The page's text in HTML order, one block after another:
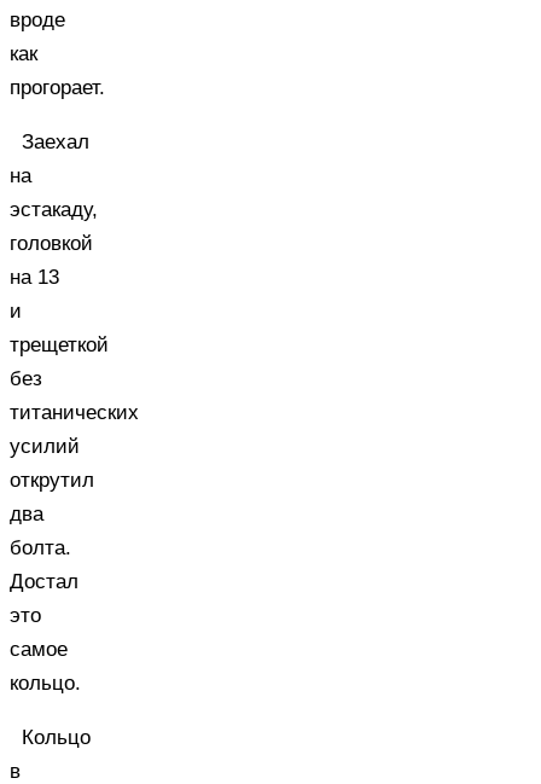
вроде
как
прогорает.
Заехал
на
эстакаду,
головкой
на 13
и
трещеткой
без
титанических
усилий
открутил
два
болта.
Достал
это
самое
кольцо.
Кольцо
в